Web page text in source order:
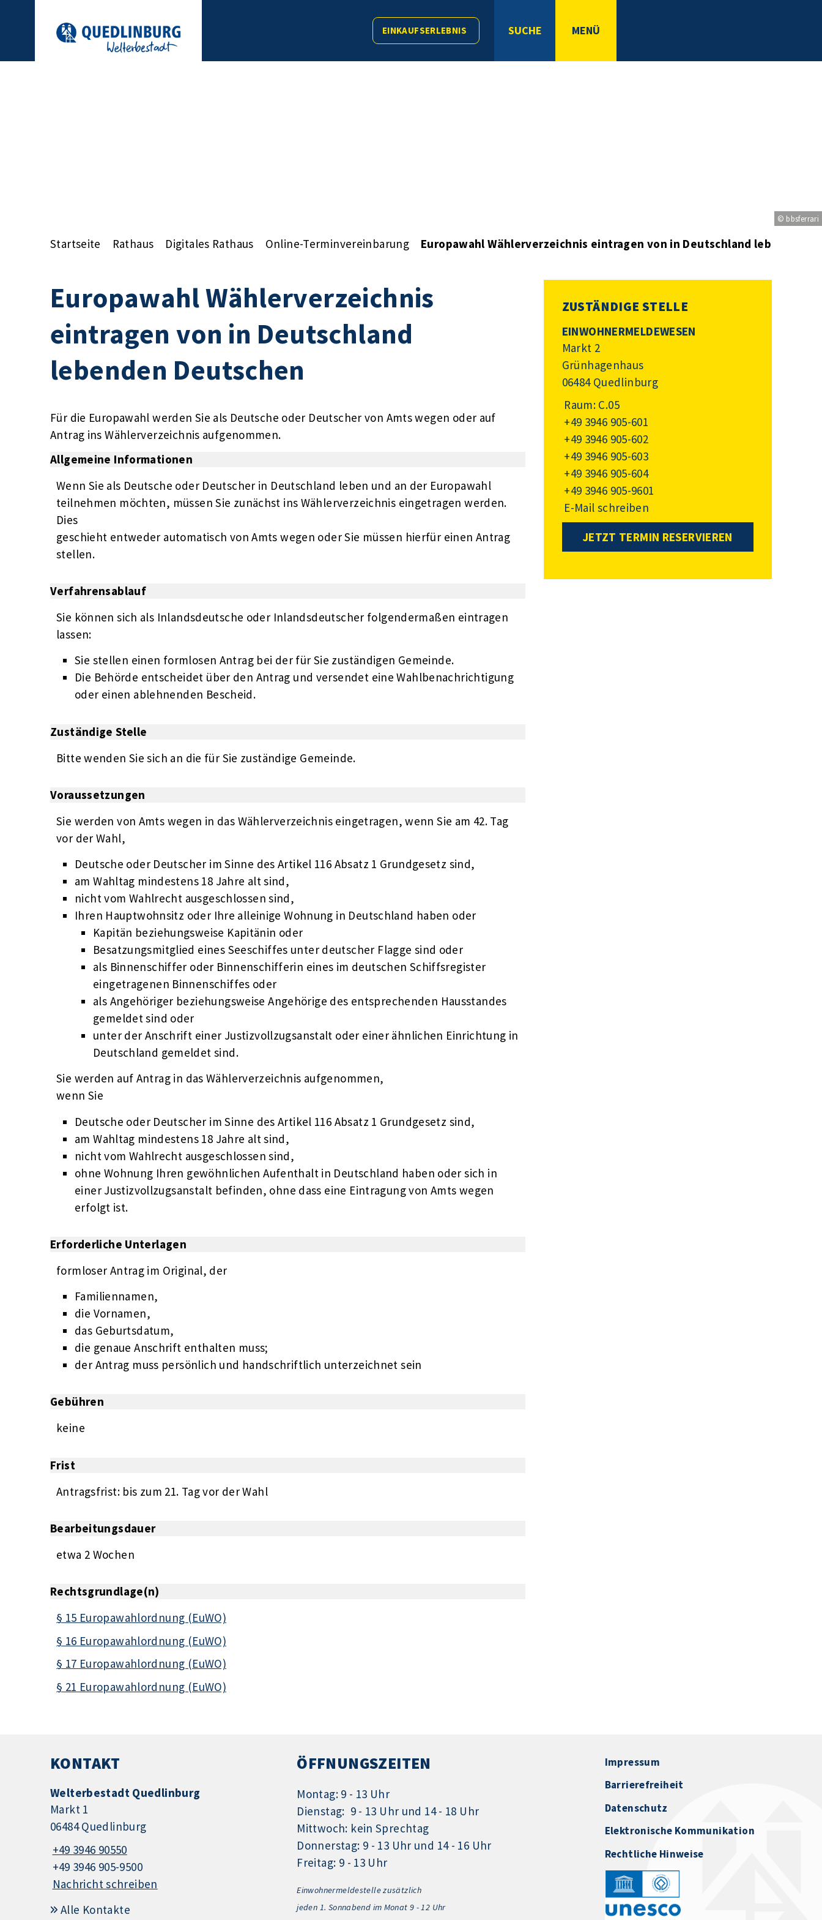
EINKAUFSERLEBNIS SUCHE MENÜ
© bbsferrari
Startseite Rathaus Digitales Rathaus Online-Terminvereinbarung Europawahl Wählerverzeichnis eintragen von in Deutschland lebenden
Europawahl Wählerverzeichnis
eintragen von in Deutschland
lebenden Deutschen
Für die Europawahl werden Sie als Deutsche oder Deutscher von Amts wegen oder auf
Antrag ins Wählerverzeichnis aufgenommen.
Allgemeine Informationen
Wenn Sie als Deutsche oder Deutscher in Deutschland leben und an der Europawahl
teilnehmen möchten, müssen Sie zunächst ins Wählerverzeichnis eingetragen werden.
Dies
geschieht entweder automatisch von Amts wegen oder Sie müssen hierfür einen Antrag
stellen.
Verfahrensablauf
Sie können sich als Inlandsdeutsche oder Inlandsdeutscher folgendermaßen eintragen
lassen:
Sie stellen einen formlosen Antrag bei der für Sie zuständigen Gemeinde.
Die Behörde entscheidet über den Antrag und versendet eine Wahlbenachrichtigung
oder einen ablehnenden Bescheid.
Zuständige Stelle
Bitte wenden Sie sich an die für Sie zuständige Gemeinde.
Voraussetzungen
Sie werden von Amts wegen in das Wählerverzeichnis eingetragen, wenn Sie am 42. Tag
vor der Wahl,
Deutsche oder Deutscher im Sinne des Artikel 116 Absatz 1 Grundgesetz sind,
am Wahltag mindestens 18 Jahre alt sind,
nicht vom Wahlrecht ausgeschlossen sind,
Ihren Hauptwohnsitz oder Ihre alleinige Wohnung in Deutschland haben oder
Kapitän beziehungsweise Kapitänin oder
Besatzungsmitglied eines Seeschiffes unter deutscher Flagge sind oder
als Binnenschiffer oder Binnenschifferin eines im deutschen Schiffsregister
eingetragenen Binnenschiffes oder
als Angehöriger beziehungsweise Angehörige des entsprechenden Hausstandes
gemeldet sind oder
unter der Anschrift einer Justizvollzugsanstalt oder einer ähnlichen Einrichtung in
Deutschland gemeldet sind.
Sie werden auf Antrag in das Wählerverzeichnis aufgenommen,
wenn Sie
Deutsche oder Deutscher im Sinne des Artikel 116 Absatz 1 Grundgesetz sind,
am Wahltag mindestens 18 Jahre alt sind,
nicht vom Wahlrecht ausgeschlossen sind,
ohne Wohnung Ihren gewöhnlichen Aufenthalt in Deutschland haben oder sich in
einer Justizvollzugsanstalt befinden, ohne dass eine Eintragung von Amts wegen
erfolgt ist.
Erforderliche Unterlagen
formloser Antrag im Original, der
Familiennamen,
die Vornamen,
das Geburtsdatum,
die genaue Anschrift enthalten muss;
der Antrag muss persönlich und handschriftlich unterzeichnet sein
Gebühren
keine
Frist
Antragsfrist: bis zum 21. Tag vor der Wahl
Bearbeitungsdauer
etwa 2 Wochen
Rechtsgrundlage(n)
§ 15 Europawahlordnung (EuWO)
§ 16 Europawahlordnung (EuWO)
§ 17 Europawahlordnung (EuWO)
§ 21 Europawahlordnung (EuWO)
ZUSTÄNDIGE STELLE
EINWOHNERMELDEWESEN
Markt 2
Grünhagenhaus
06484 Quedlinburg
Raum: C.05
+49 3946 905-601
+49 3946 905-602
+49 3946 905-603
+49 3946 905-604
+49 3946 905-9601
E-Mail schreiben
JETZT TERMIN RESERVIEREN
KONTAKT
Welterbestadt Quedlinburg
Markt 1
06484 Quedlinburg
+49 3946 90550
+49 3946 905-9500
Nachricht schreiben
Alle Kontakte
ÖFFNUNGSZEITEN
Montag: 9 - 13 Uhr
Dienstag: 9 - 13 Uhr und 14 - 18 Uhr
Mittwoch: kein Sprechtag
Donnerstag: 9 - 13 Uhr und 14 - 16 Uhr
Freitag: 9 - 13 Uhr
Einwohnermeldestelle zusätzlich
jeden 1. Sonnabend im Monat 9 - 12 Uhr
Impressum
Barrierefreiheit
Datenschutz
Elektronische Kommunikation
Rechtliche Hinweise